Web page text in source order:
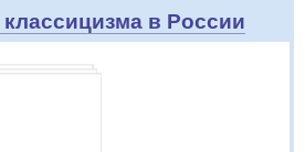
классицизма в России